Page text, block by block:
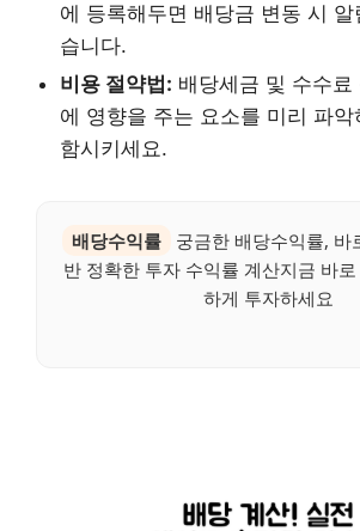
에 등록해두면 배당금 변동 시 알
습니다.
비용 절약법: 배당세금 및 수수료
에 영향을 주는 요소를 미리 파
함시키세요.
배당수익률
궁금한 배당수익률, 바
반 정확한 투자 수익률 계산지금 바
하게 투자하세요